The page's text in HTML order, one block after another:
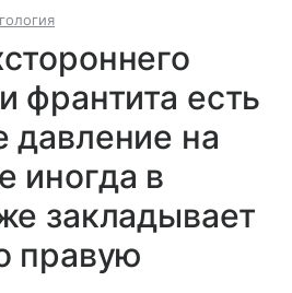
франтита есть
давление на
иногда в
закладывает
правую